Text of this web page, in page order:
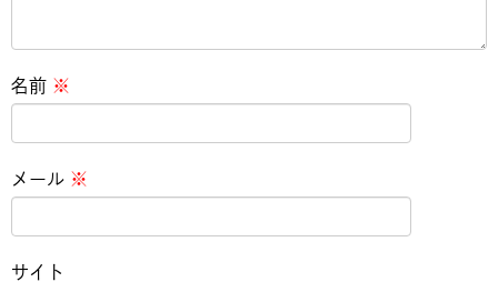
名前 ※
メール ※
サイト